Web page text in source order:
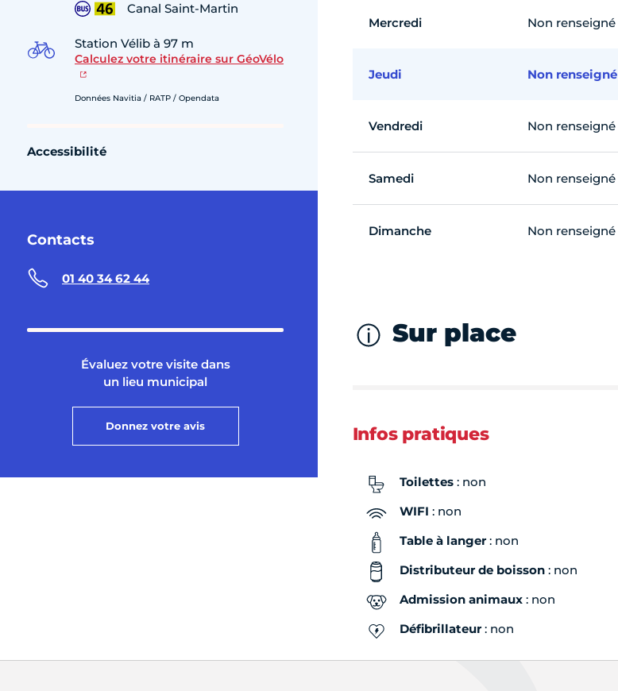
Canal Saint-Martin
Station Vélib à 97 m
Calculez votre itinéraire sur GéoVélo
Données Navitia / RATP / Opendata
Accessibilité
Contacts
01 40 34 62 44
Évaluez votre visite dans
un lieu municipal
Donnez votre avis
Mercredi Non renseigné
Jeudi Non renseigné
Vendredi Non renseigné
Samedi Non renseigné
Dimanche Non renseigné
Sur place
Infos pratiques
Toilettes: non
WIFI : non
Table à langer: non
Distributeur de boisson: non
Admission animaux: non
Défibrillateur: non